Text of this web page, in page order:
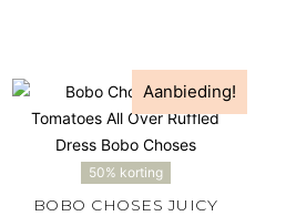
Aanbieding!
50% korting
BOBO CHOSES JUICY